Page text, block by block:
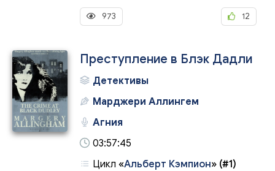
973 12
Преступление в Блэк Дадли
Детективы
Марджери Аллингем
Агния
03:57:45
Цикл «Альберт Кэмпион» (#1)